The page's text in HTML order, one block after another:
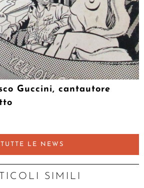
Guccini, cantautore
TUTTE LE NEWS
SIMILI